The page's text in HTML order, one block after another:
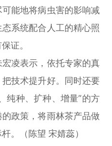
能地将病虫害的影响减
系统配合人工的精心照
证。
凌表示，依托专家的真
技术提升好。同时还要
纯种、扩种、增量”的方
政策，将雨林茶产品做
。（陈望 宋婧蕊）